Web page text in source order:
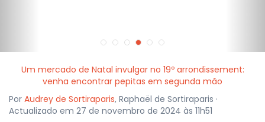
Um mercado de Natal invulgar no 19º arrondissement:
venha encontrar pepitas em segunda mão
Por Audrey de Sortiraparis, Raphaël de Sortiraparis ·
Actualizado em 27 de novembro de 2024 às 11h51